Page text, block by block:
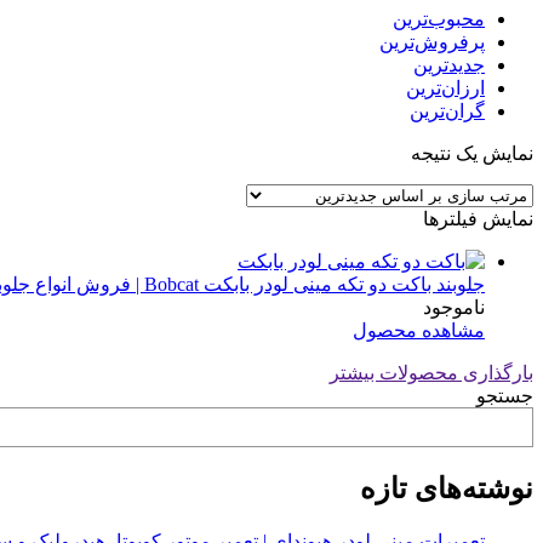
محبوب‌ترین
پرفروش‌ترین
جدیدترین
ارزان‌ترین
گران‌ترین
نمایش یک نتیجه
نمایش فیلترها
جلوبند باکت دو تکه مینی لودر بابکت Bobcat | فروش انواع جلوبند بابکت
ناموجود
مشاهده محصول
بارگذاری محصولات بیشتر
جستجو
نوشته‌های تازه